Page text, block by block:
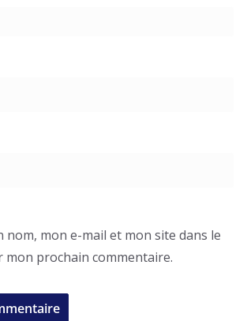
nom, mon e-mail et mon site dans le
prochain commentaire.